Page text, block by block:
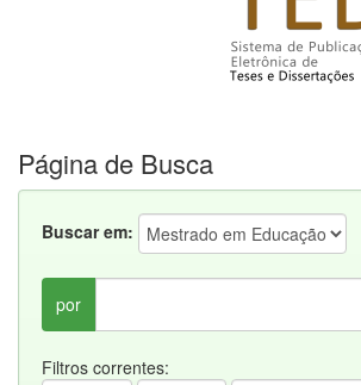
Página de Busca
Buscar em:
por
Filtros correntes: